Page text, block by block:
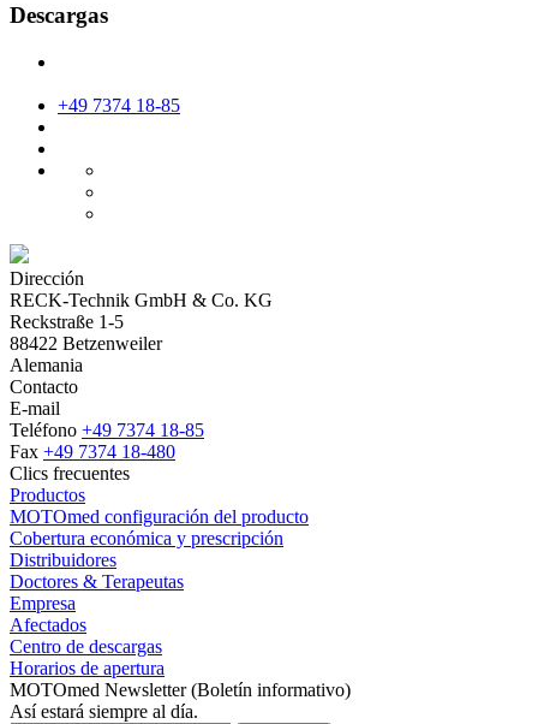
Descargas
+49 7374 18-85
Dirección
RECK-Technik GmbH & Co. KG
Reckstraße 1-5
88422 Betzenweiler
Alemania
Contacto
E-mail
Teléfono +49 7374 18-85
Fax +49 7374 18-480
Clics frecuentes
Productos
MOTOmed configuración del producto
Cobertura económica y prescripción
Distribuidores
Doctores & Terapeutas
Empresa
Afectados
Centro de descargas
Horarios de apertura
MOTOmed Newsletter (Boletín informativo)
Así estará siempre al día.